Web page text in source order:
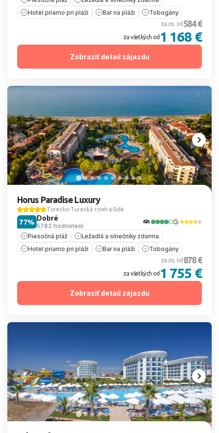
Hotel priamo pri pláži
Bar na pláži Tobogány
za os. od 584 €
za všetkých od 1 168 €
Zobraziť detail zájazdu
Horus Paradise Luxury
Turecko Turecká riviéra Side
Dobré
5782 hodnotení
77%
Piesočná pláž
Ležadlá a slnečníky zdarma
Hotel priamo pri pláži
Bar na pláži Tobogány
za os. od 878 €
za všetkých od 1 755 €
Zobraziť detail zájazdu